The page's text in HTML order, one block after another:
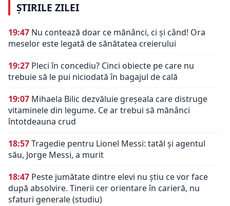
ȘTIRILE ZILEI
19:47 Nu contează doar ce mănânci, ci și când! Ora
meselor este legată de sănătatea creierului
19:27 Pleci în concediu? Cinci obiecte pe care nu
trebuie să le pui niciodată în bagajul de cală
19:07 Mihaela Bilic dezvăluie greșeala care distruge
vitaminele din legume. Ce ar trebui să mănânci
întotdeauna crud
18:57Tragedie pentru Lionel Messi: tatăl și agentul
său, Jorge Messi, a murit
18:47 Peste jumătate dintre elevi nu știu ce vor face
după absolvire. Tinerii cer orientare în carieră, nu
sfaturi generale (studiu)